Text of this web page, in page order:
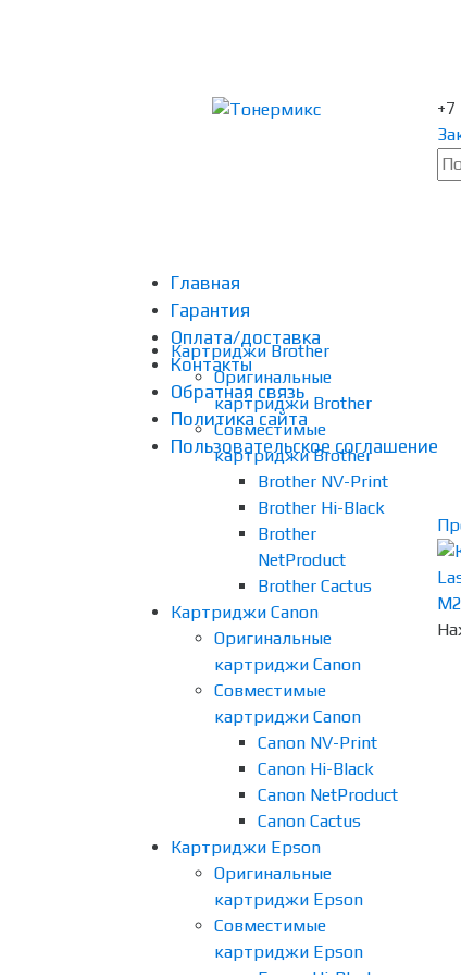
Главная
Гарантия
Оплата/доставка
Контакты
Обратная связь
Политика сайта
Пользовательское соглашение
Картриджи Brother
Оригинальные
картриджи Brother
Совместимые
картриджи Brother
Brother NV-Print
Brother Hi-Black
Brother
NetProduct
Brother Cactus
Картриджи Canon
Оригинальные
картриджи Canon
Совместимые
картриджи Canon
Canon NV-Print
Canon Hi-Black
Canon NetProduct
Canon Cactus
Картриджи Epson
Оригинальные
картриджи Epson
Совместимые
картриджи Epson